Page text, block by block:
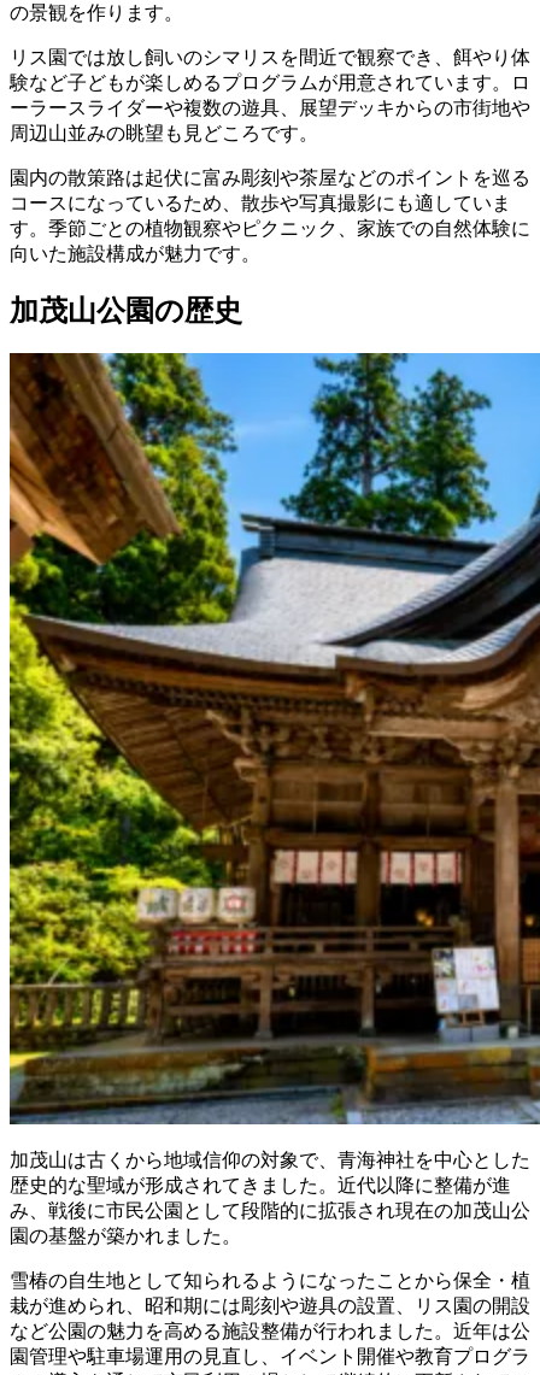
の景観を作ります。
リス園では放し飼いのシマリスを間近で観察でき、餌やり体
験など子どもが楽しめるプログラムが用意されています。ロ
ーラースライダーや複数の遊具、展望デッキからの市街地や
周辺山並みの眺望も見どころです。
園内の散策路は起伏に富み彫刻や茶屋などのポイントを巡る
コースになっているため、散歩や写真撮影にも適していま
す。季節ごとの植物観察やピクニック、家族での自然体験に
向いた施設構成が魅力です。
加茂山公園の歴史
加茂山は古くから地域信仰の対象で、青海神社を中心とした
歴史的な聖域が形成されてきました。近代以降に整備が進
み、戦後に市民公園として段階的に拡張され現在の加茂山公
園の基盤が築かれました。
雪椿の自生地として知られるようになったことから保全・植
栽が進められ、昭和期には彫刻や遊具の設置、リス園の開設
など公園の魅力を高める施設整備が行われました。近年は公
園管理や駐車場運用の見直し、イベント開催や教育プログラ